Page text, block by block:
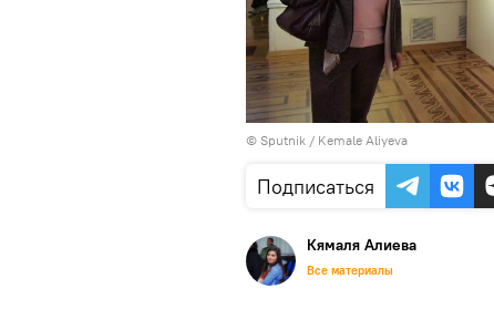
© Sputnik / Kemale Aliyeva
Подписаться
Кямаля Алиева
Все материалы